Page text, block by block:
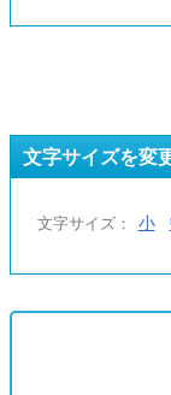
文字サイズを変
文字サイズ： 小